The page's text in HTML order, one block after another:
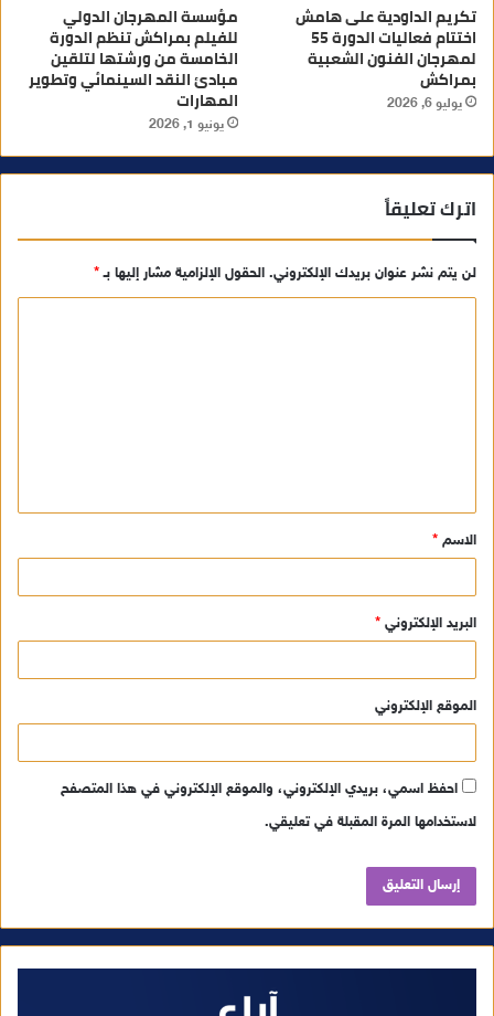
تكريم الداودية على هامش
اختتام فعاليات الدورة 55
لمهرجان الفنون الشعبية
بمراكش
يوليو 6, 2026
مؤسسة المهرجان الدولي
للفيلم بمراكش تنظم الدورة
الخامسة من ورشتها لتلقين
مبادئ النقد السينمائي وتطوير
المهارات
يونيو 1, 2026
اترك تعليقاً
لن يتم نشر عنوان بريدك الإلكتروني. الحقول الإلزامية مشار إليها بـ*
ق
*
الاسم *
البريد الإلكتروني *
الموقع الإلكتروني
احفظ اسمي، بريدي الإلكتروني، والموقع الإلكتروني في هذا المتصفح
لاستخدامها المرة المقبلة في تعليقي.